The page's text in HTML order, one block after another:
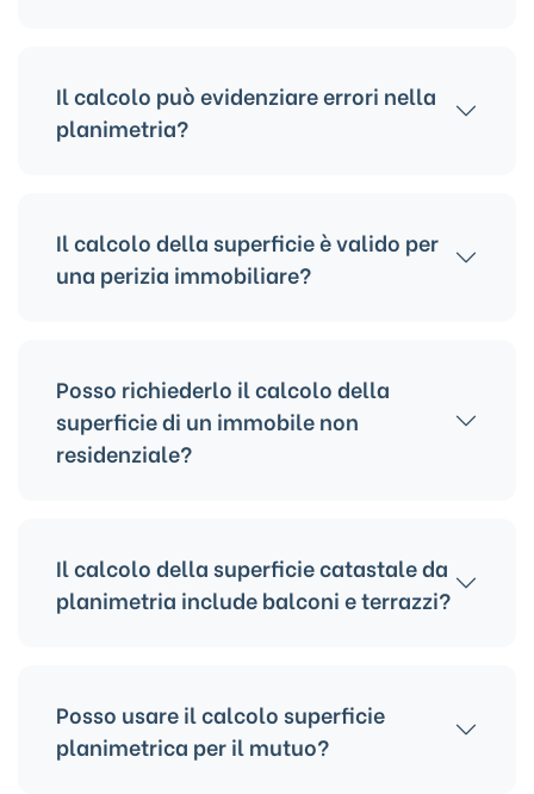
Il calcolo può evidenziare errori nella
planimetria?
Il calcolo della superficie è valido per
una perizia immobiliare?
Posso richiederlo il calcolo della
superficie di un immobile non
residenziale?
Il calcolo della superficie catastale da
planimetria include balconi e terrazzi?
Posso usare il calcolo superficie
planimetrica per il mutuo?